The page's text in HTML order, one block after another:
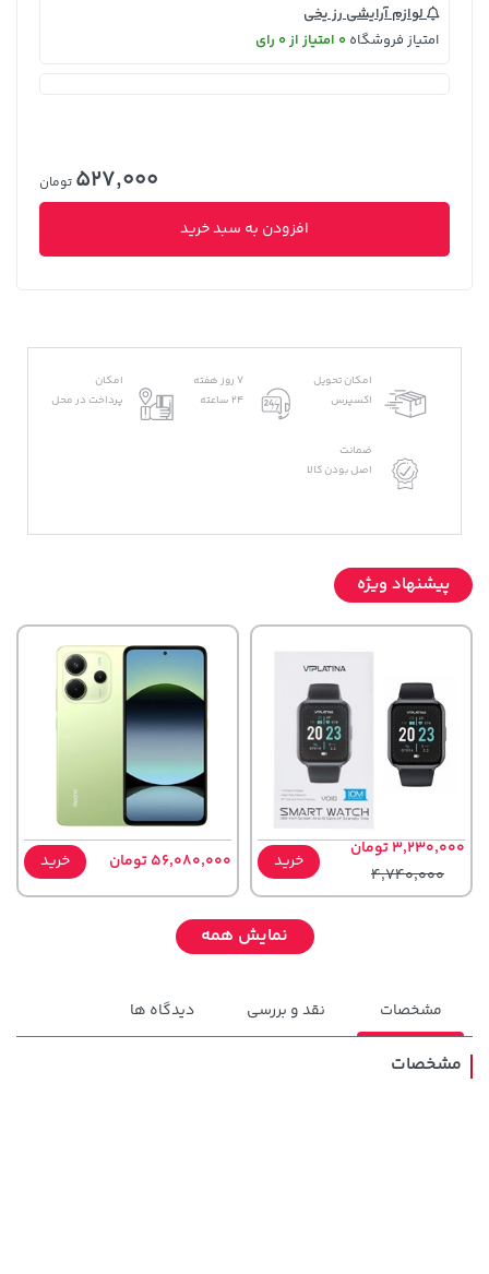
لوازم آرایشی رز یخی
امتیاز فروشگاه 0 امتیاز از 0 رای
527,000 تومان
افزودن به سبد خرید
امکان تحویل
اکسپرس
7 روز هفته
24 ساعته
امکان
پرداخت در محل
ضمانت
اصل بودن کالا
پیشنهاد ویژه
3,230,000 تومان
4,740,000
خرید 56,080,000 تومان خرید
نمایش همه
مشخصات نقد و بررسی دیدگاه ها
مشخصات